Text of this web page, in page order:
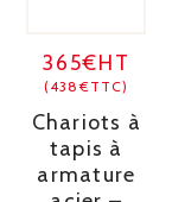
365€HT
(438€TTC)
Chariots à
tapis à
armature